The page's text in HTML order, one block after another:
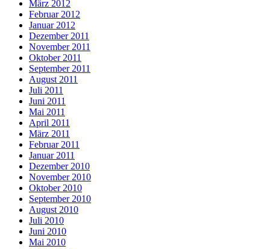
März 2012
Februar 2012
Januar 2012
Dezember 2011
November 2011
Oktober 2011
September 2011
August 2011
Juli 2011
Juni 2011
Mai 2011
April 2011
März 2011
Februar 2011
Januar 2011
Dezember 2010
November 2010
Oktober 2010
September 2010
August 2010
Juli 2010
Juni 2010
Mai 2010